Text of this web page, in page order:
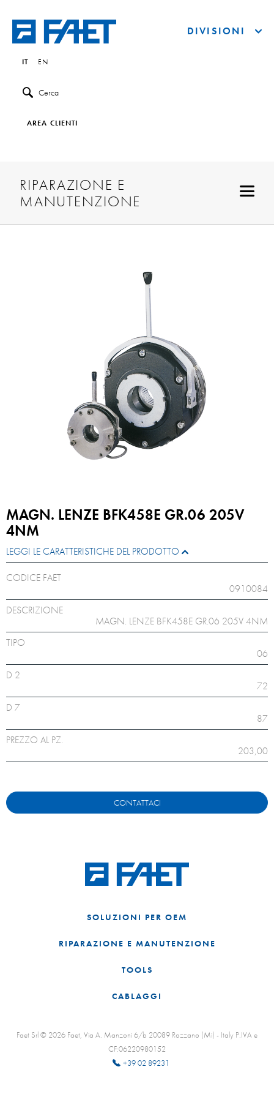
IT EN
Cerca
AREA CLIENTI
DIVISIONI
RIPARAZIONE E
MANUTENZIONE
MAGN. LENZE BFK458E GR.06 205V
4NM
LEGGI LE CARATTERISTICHE DEL PRODOTTO
CODICE FAET
0910084
DESCRIZIONE
MAGN. LENZE BFK458E GR.06 205V 4NM
TIPO
06
D 2
72
D 7
87
PREZZO AL PZ.
203,00
CONTATTACI
SOLUZIONI PER OEM
RIPARAZIONE E MANUTENZIONE
TOOLS
CABLAGGI
Faet Srl © 2026 Faet, Via A. Manzoni 6/b 20089 Rozzano (Mi) - Italy P.IVA e
CF:06220980152
+39 02 89231